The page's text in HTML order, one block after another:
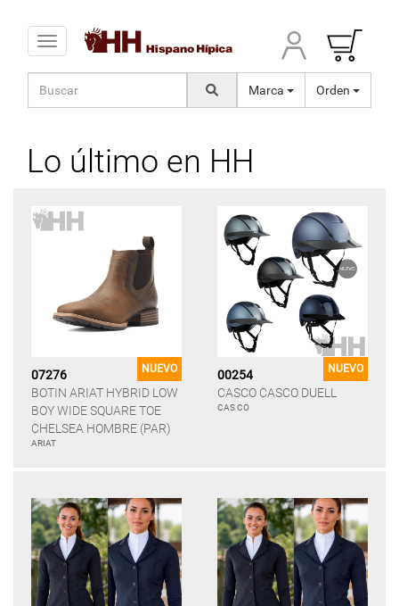
Toggle navigation
Marca Orden
Lo último en HH
07276 NUEVO
BOTIN ARIAT HYBRID LOW
BOY WIDE SQUARE TOE
CHELSEA HOMBRE (PAR)
ARIAT
00254 NUEVO
CASCO CASCO DUELL
CAS CO